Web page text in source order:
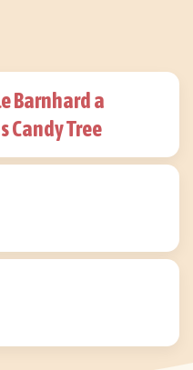
Barnhard a
Candy Tree